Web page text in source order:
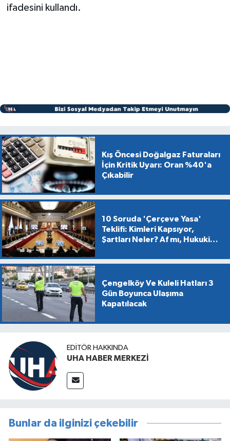
ifadesini kullandı.
Kış Öncesi Doğalgaz Faturaları
İçin Kritik Uyarı: Oran %40'a
Çıkabilir
10 Soruda 'Çerçeve Yasa'
Teklifi: Kimleri Kapsıyor,
Şartları Neler? Af mı, Hukuki
Çengelköy Ve Kuleli Hatları 3
Gün Boyunca Ulaşıma
Kapatılacak
EDITÖR HAKKINDA
UHA HABER MERKEZİ
Bunlar da ilginizi çekebilir